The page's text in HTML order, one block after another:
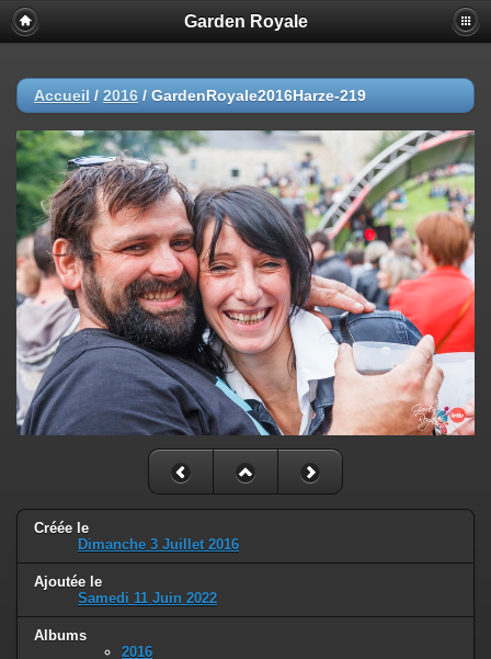
Garden Royale
Accueil / 2016 / GardenRoyale2016Harze-219
Créée le
Dimanche 3 Juillet 2016
Ajoutée le
Samedi 11 Juin 2022
Albums
2016